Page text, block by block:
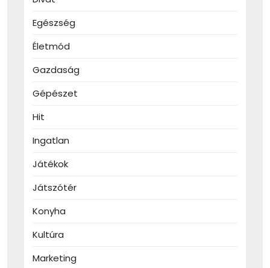
Egészség
Életmód
Gazdaság
Gépészet
Hit
Ingatlan
Játékok
Játszótér
Konyha
Kultúra
Marketing